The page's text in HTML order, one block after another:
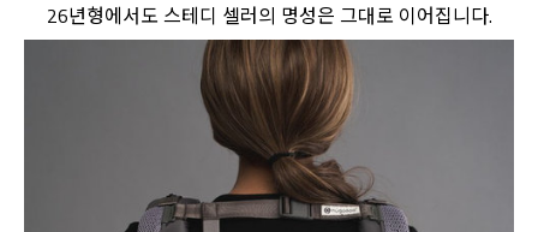
26년형에서도 스테디 셀러의 명성은 그대로 이어집니다.